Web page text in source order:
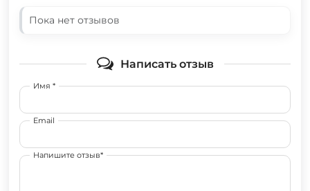
Пока нет отзывов
Написать отзыв
Имя *
Email
Напишите отзыв*